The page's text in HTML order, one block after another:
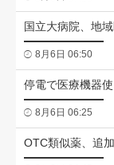
国立大病院、地
8月6日 06:50
停電で医療機器
8月6日 06:25
OTC類似薬、追